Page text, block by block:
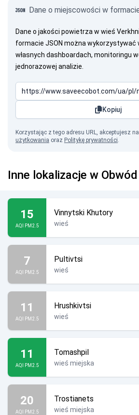
Dane o miejscowości w
Dane o jakości powietrza w wieś
formacie JSON można wykorzystywać
własnych dashboardach, monitoringu
jednorazowej analizie.
Kopiuj
Korzystając z tego adresu URL, akceptujesz
użytkowania oraz Politykę prywatności.
Inne lokalizacje w
15
AQI PM2.5
Vinnytski Khutory
wieś
7
AQI PM2.5
Pultivtsi
wieś
11
AQI PM2.5
Hrushkivtsi
wieś
11
AQI PM2.5
Tomashpil
wieś miejska
20
AQI PM2.5
Trostianets
wieś miejska